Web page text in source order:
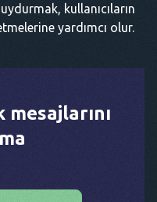
kullanıcıların
yardımcı olur.